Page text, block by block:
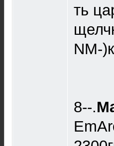
ть
NM-
8--.